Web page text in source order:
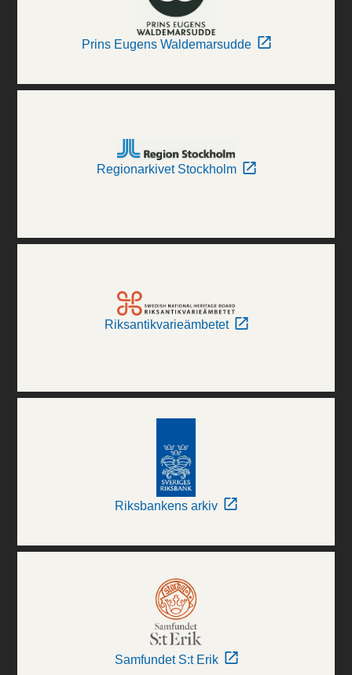
Prins Eugens Waldemarsudde
Regionarkivet Stockholm
Riksantikvarieämbetet
Riksbankens arkiv
Samfundet S:t Erik